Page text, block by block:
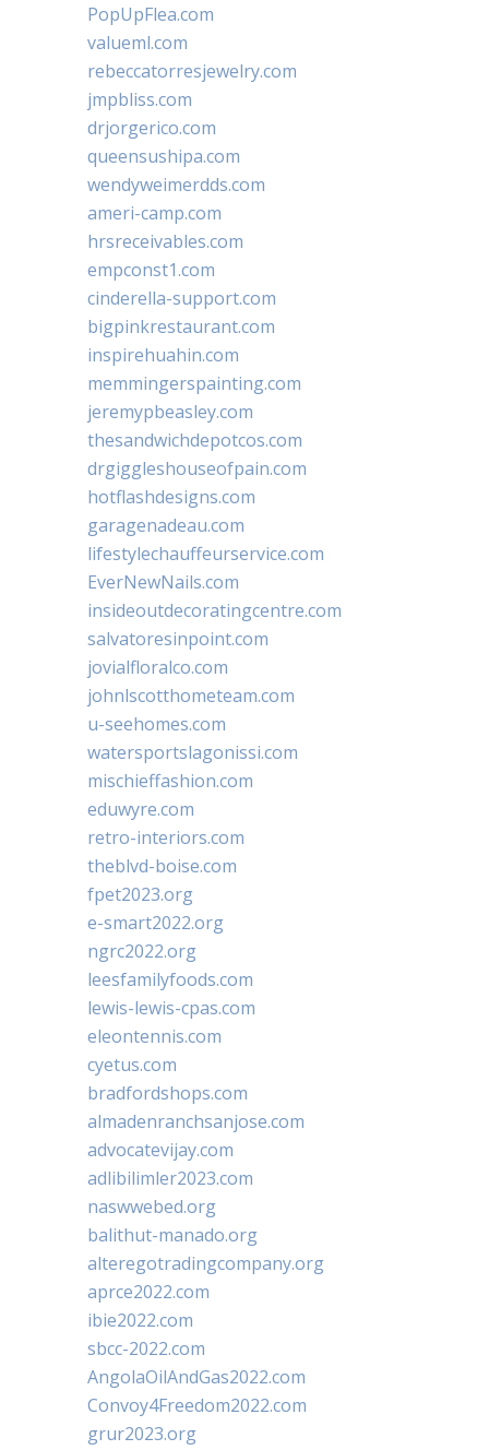
PopUpFlea.com
valueml.com
rebeccatorresjewelry.com
jmpbliss.com
drjorgerico.com
queensushipa.com
wendyweimerdds.com
ameri-camp.com
hrsreceivables.com
empconst1.com
cinderella-support.com
bigpinkrestaurant.com
inspirehuahin.com
memmingerspainting.com
jeremypbeasley.com
thesandwichdepotcos.com
drgiggleshouseofpain.com
hotflashdesigns.com
garagenadeau.com
lifestylechauffeurservice.com
EverNewNails.com
insideoutdecoratingcentre.com
salvatoresinpoint.com
jovialfloralco.com
johnlscotthometeam.com
u-seehomes.com
watersportslagonissi.com
mischieffashion.com
eduwyre.com
retro-interiors.com
theblvd-boise.com
fpet2023.org
e-smart2022.org
ngrc2022.org
leesfamilyfoods.com
lewis-lewis-cpas.com
eleontennis.com
cyetus.com
bradfordshops.com
almadenranchsanjose.com
advocatevijay.com
adlibilimler2023.com
naswwebed.org
balithut-manado.org
alteregotradingcompany.org
aprce2022.com
ibie2022.com
sbcc-2022.com
AngolaOilAndGas2022.com
Convoy4Freedom2022.com
grur2023.org